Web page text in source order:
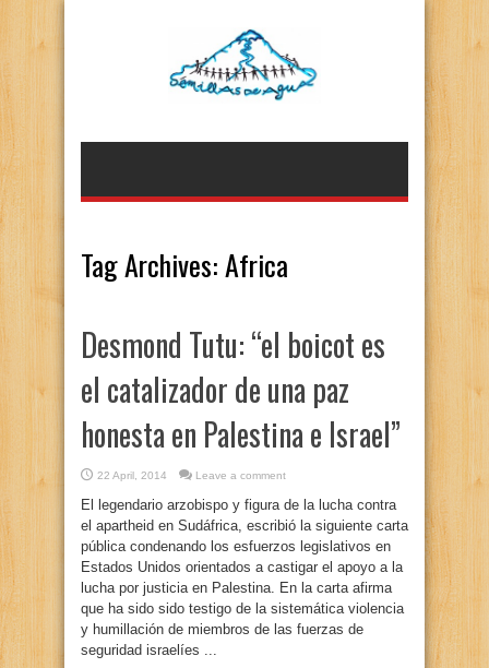
Tag Archives:Africa
Desmond Tutu: “el boicot es
el catalizador de una paz
honesta en Palestina e Israel”
22 April, 2014 Leave a comment
El legendario arzobispo y figura de la lucha contra
el apartheid en Sudáfrica, escribió la siguiente carta
pública condenando los esfuerzos legislativos en
Estados Unidos orientados a castigar el apoyo a la
lucha por justicia en Palestina. En la carta afirma
que ha sido sido testigo de la sistemática violencia
y humillación de miembros de las fuerzas de
seguridad israelíes ...